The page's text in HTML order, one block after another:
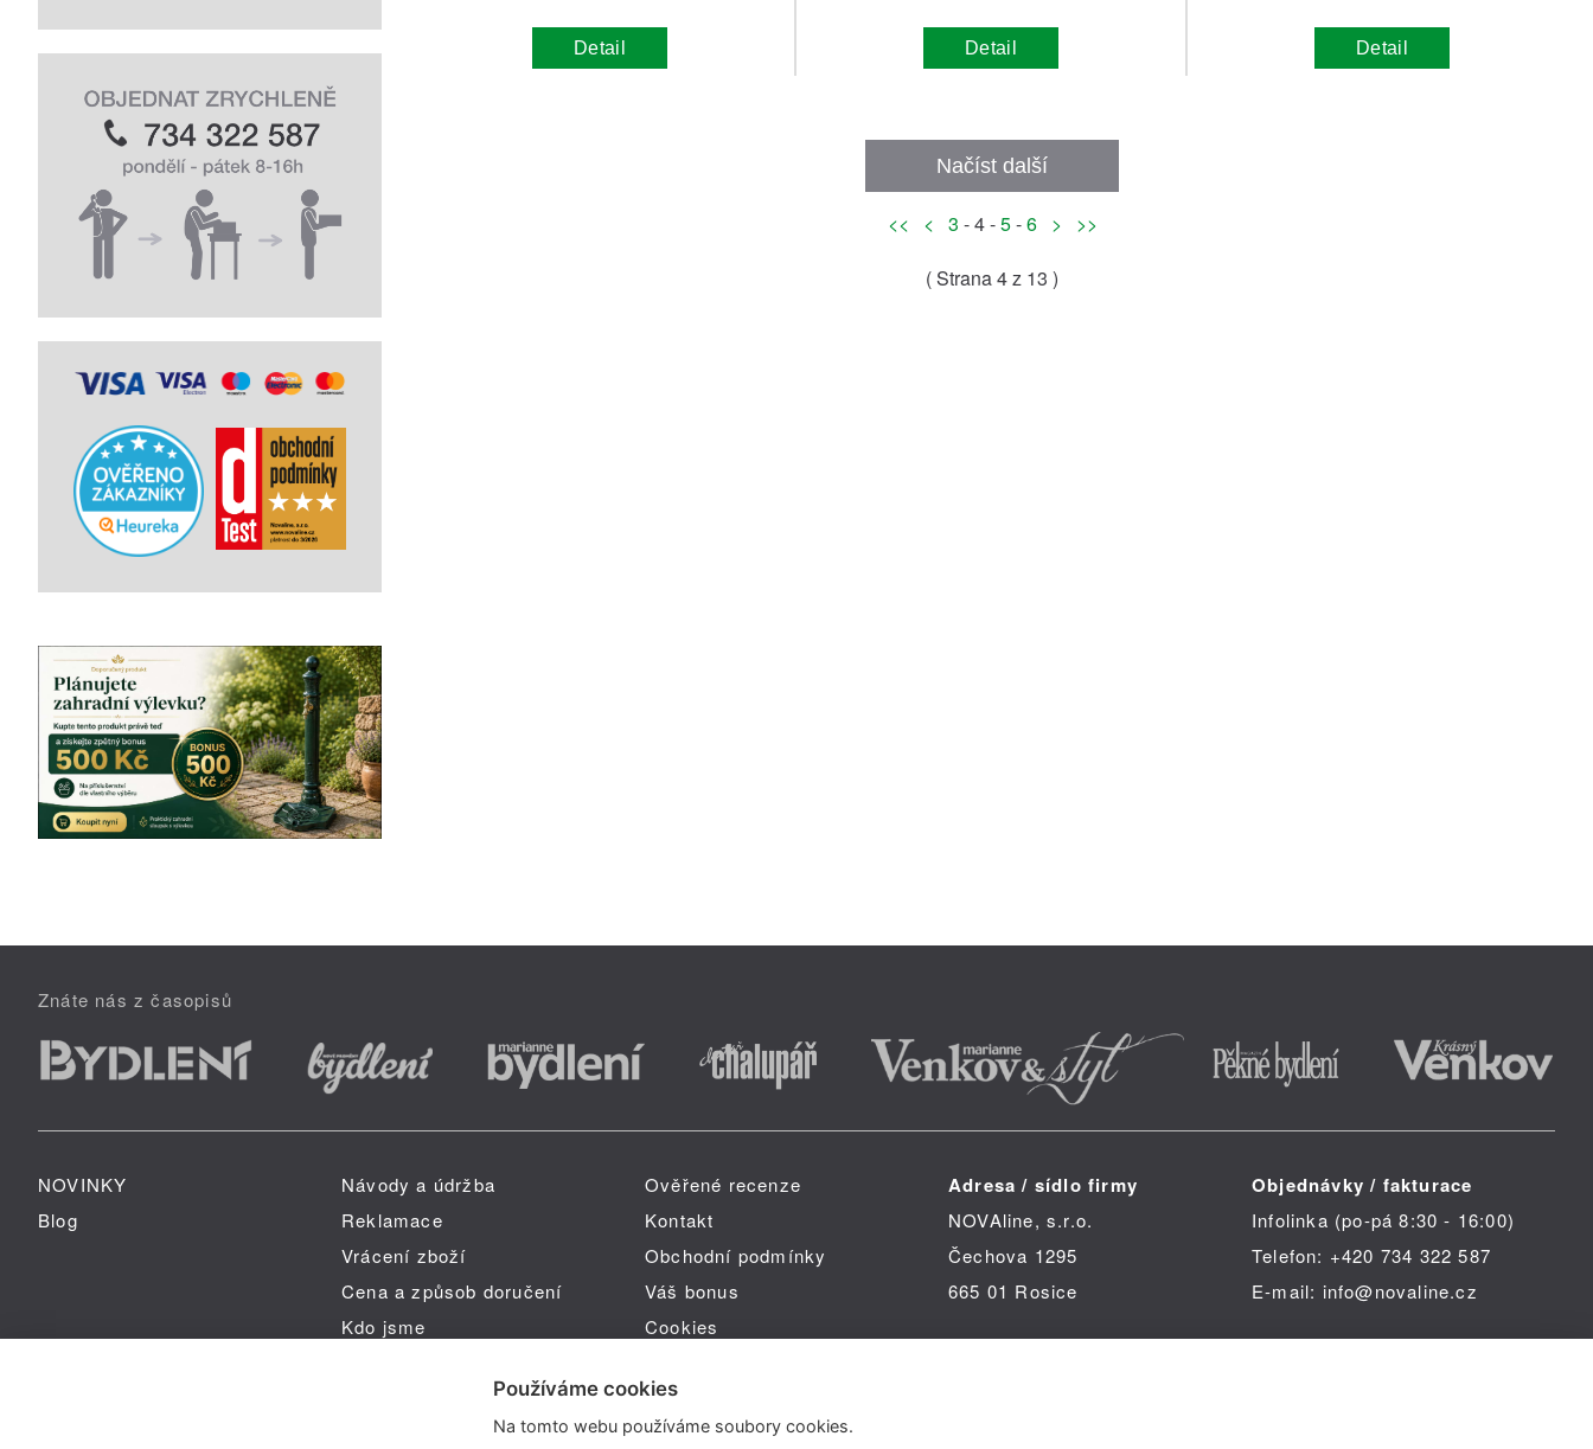
Detail Detail Detail
Načíst další
<< < 3 - 4 -5-6 >
>>
( Strana4z 13 )
Znáte nás z časopisů
NOVINKY
Blog
Návody a údržba
Reklamace
Vrácení zboží
Cena a způsob doručení
Kdo jsme
Ověřené recenze
Kontakt
Obchodní podmínky
Váš bonus
Cookies
Adresa / sídlo firmy
NOVAline, s.r.o.
Čechova 1295
665 01 Rosice
Objednávky / fakturace
Infolinka (po-pá 8:30 - 16:00)
Telefon: +420 734 322 587
E-mail: info@novaline.cz
Používáme cookies
Na tomto webu používáme soubory cookies.